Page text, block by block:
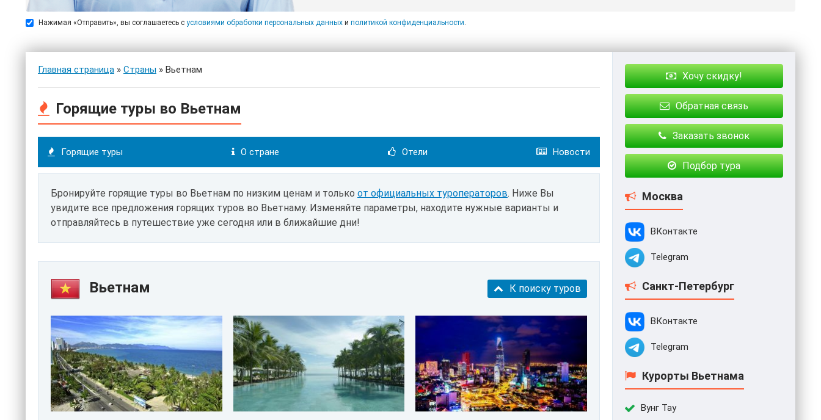
Нажимая «Отправить», вы соглашаетесь с условиями обработки персональных данных и политикой конфиденциальности.
Главная страница » Страны » Вьетнам
Горящие туры во Вьетнам
Горящие туры О стране Отели Новости
Бронируйте горящие туры во Вьетнам по низким ценам и только от официальных туроператоров. Ниже Вы
увидите все предложения горящих туров во Вьетнаму. Изменяйте параметры, находите нужные варианты и
отправляйтесь в путешествие уже сегодня или в ближайшие дни!
Вьетнам К поиску туров
Хочу скидку!
Обратная связь
Заказать звонок
Подбор тура
Москва
ВКонтакте
Telegram
Санкт-Петербург
ВКонтакте
Telegram
Курорты Вьетнама
Вунг Тау